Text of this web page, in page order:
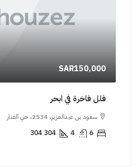
SAR150,000
فلل فاخرة في ابحر
سعود بن عبدالعزيز، 2534، حي الفنار
6
4
304
304